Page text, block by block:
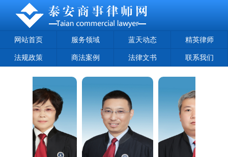
网站首页 服务领域 蓝天动态 精英律师
法规政策 商法案例 法律文书 联系我们